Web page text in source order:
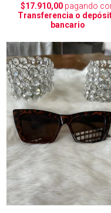
$17.910,00 pagando
Transferencia o
bancario